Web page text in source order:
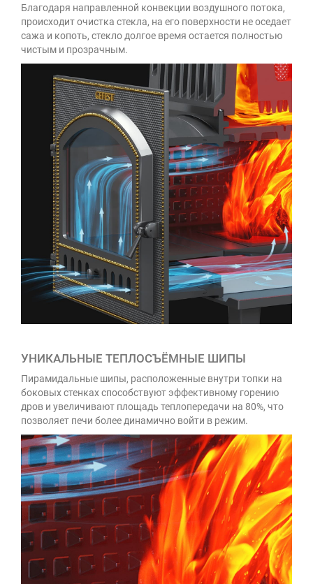
Благодаря направленной конвекции воздушного потока,
происходит очистка стекла, на его поверхности не оседает
сажа и копоть, стекло долгое время остается полностью
чистым и прозрачным.
УНИКАЛЬНЫЕ ТЕПЛОСЪЁМНЫЕ ШИПЫ
Пирамидальные шипы, расположенные внутри топки на
боковых стенках способствуют эффективному горению
дров и увеличивают площадь теплопередачи на 80%, что
позволяет печи более динамично войти в режим.